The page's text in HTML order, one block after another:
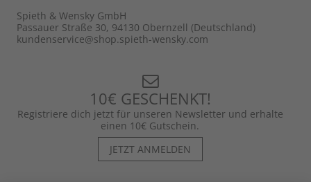
Spieth & Wensky GmbH
Passauer Straße 30, 94130 Obernzell (Deutschland)
kundenservice@shop.spieth-wensky.com
10€ GESCHENKT!
Registriere dich jetzt für unseren Newsletter und erhalte
einen 10€ Gutschein.
JETZT ANMELDEN